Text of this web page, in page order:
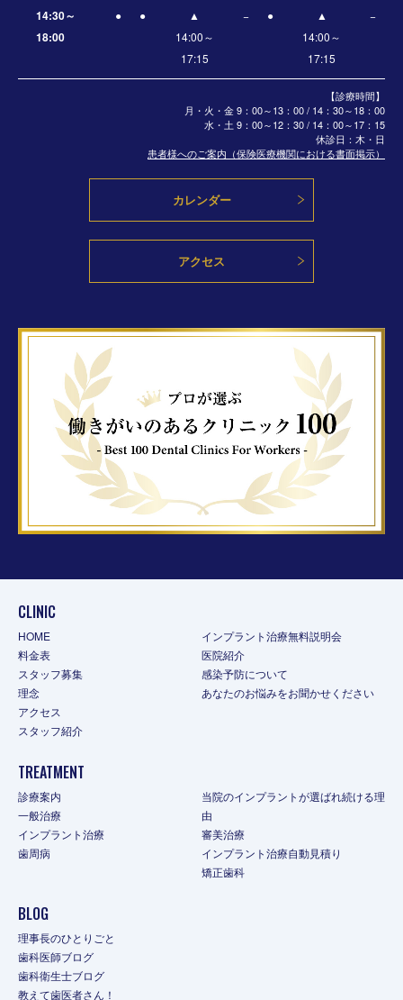
【診療時間】
月・火・金 9：00～13：00 / 14：30～18：00
水・土 9：00～12：30 / 14：00～17：15
休診日：木・日
患者様へのご案内（保険医療機関における書面掲示）
14:30～
18:00
● ●
▲
14:00～
17:15
− ●
▲
14:00～
17:15
−
カレンダー
アクセス
CLINIC
HOME
料金表
スタッフ募集
理念
アクセス
スタッフ紹介
インプラント治療無料説明会
医院紹介
感染予防について
あなたのお悩みをお聞かせください
TREATMENT
診療案内
一般治療
インプラント治療
歯周病
当院のインプラントが選ばれ続ける理
由
審美治療
インプラント治療自動見積り
矯正歯科
BLOG
理事長のひとりごと
歯科医師ブログ
歯科衛生士ブログ
教えて歯医者さん！